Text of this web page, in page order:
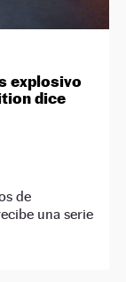
explosivo
dice
de
una serie